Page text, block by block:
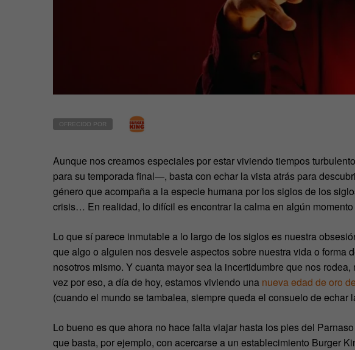
OFRECIDO POR
Aunque nos creamos especiales por estar viviendo tiempos
para su temporada final—, basta con echar la vista atrás para
género que acompaña a la especie humana por los siglos de los
crisis… En realidad, lo difícil es encontrar la calma en algún
Lo que sí parece inmutable a lo largo de los siglos es nuestra
que algo o alguien nos desvele aspectos sobre nuestra vida o forma
nosotros mismo. Y cuanta mayor sea la incertidumbre que nos
vez por eso, a día de hoy, estamos viviendo una nueva edad de oro
(cuando el mundo se tambalea, siempre queda el consuelo de
Lo bueno es que ahora no hace falta viajar hasta los pies del
que basta, por ejemplo, con acercarse a un establecimiento Burger